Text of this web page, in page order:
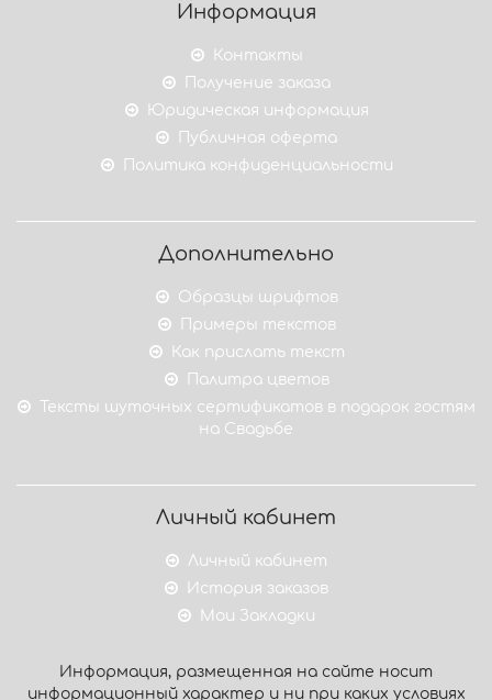
Информация
Контакты
Получение заказа
Юридическая информация
Публичная оферта
Политика конфиденциальности
Дополнительно
Образцы шрифтов
Примеры текстов
Как прислать текст
Палитра цветов
Тексты шуточных сертификатов в подарок гостям
на Свадьбе
Личный кабинет
Личный кабинет
История заказов
Мои Закладки
Информация, размещенная на сайте носит
информационный характер и ни при каких условиях